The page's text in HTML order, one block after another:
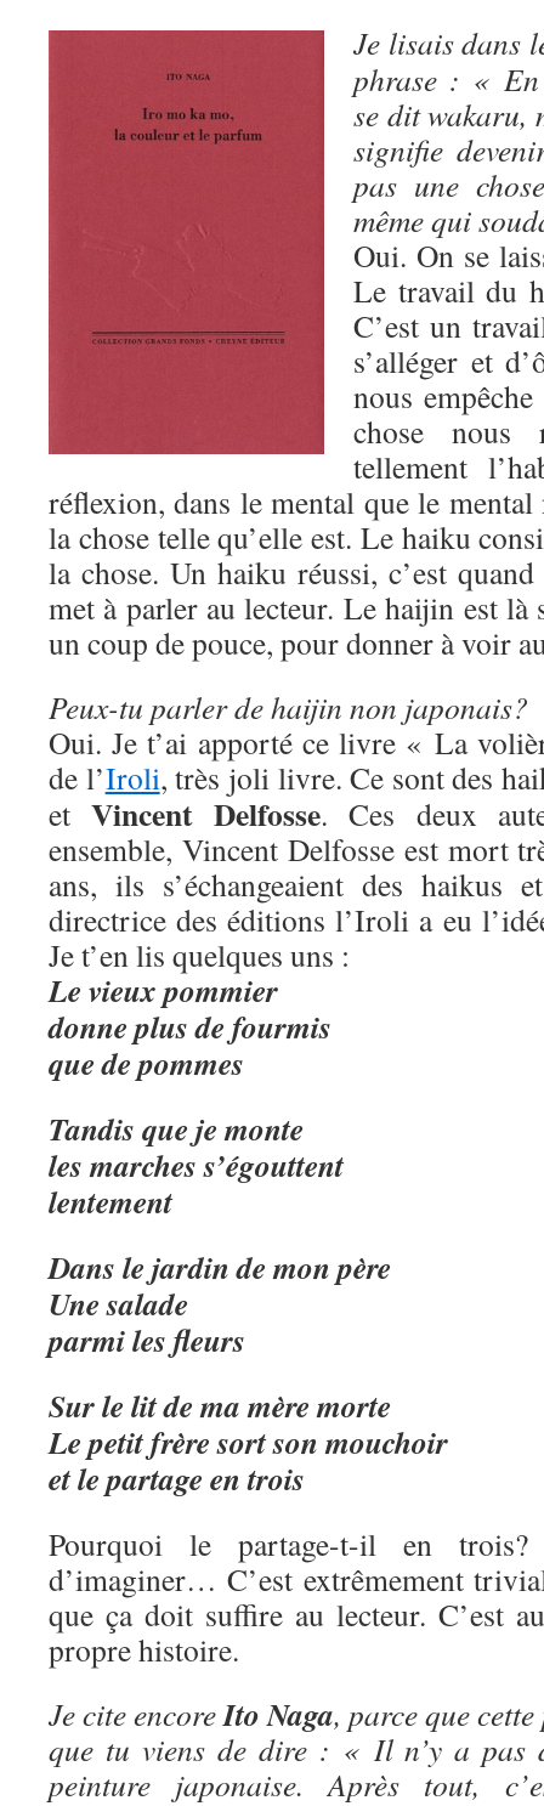
Je lisais dans
phrase : « En
se dit wakaru,
signifie
pas une
même qui
Oui. On se
Le travail du
C’est un
s’alléger et
nous
chose nous
tellement
réflexion, dans le mental que le
la chose telle qu’elle est. Le haiku
la chose. Un haiku réussi, c’est
met à parler au lecteur. Le haijin est là
un coup de pouce, pour donner à voir
Peux-tu parler de haijin non japonais?
Oui. Je t’ai apporté ce livre « La
de l’Iroli, très joli livre. Ce sont des
etVincent Delfosse. Ces deux
ensemble, Vincent Delfosse est mort
ans, ils s’échangeaient des haikus
directrice des éditions l’Iroli a eu
Je t’en lis quelques uns :
Le vieux pommier
donne plus de fourmis
que de pommes
Tandis que je monte
les marches s’égouttent
lentement
Dans le jardin de mon père
Une salade
parmi les fleurs
Sur le lit de ma mère morte
Le petit frère sort son mouchoir
et le partage en trois
Pourquoi le partage-t-il en
d’imaginer… C’est extrêmement
que ça doit suffire au lecteur. C’est
propre histoire.
Je cite encoreIto Naga, parce que
que tu viens de dire : « Il n’y a pas
peinture japonaise. Après tout,